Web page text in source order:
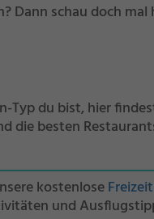
Dann schau doch mal
Typ du bist, hier
die besten
kostenlose
und